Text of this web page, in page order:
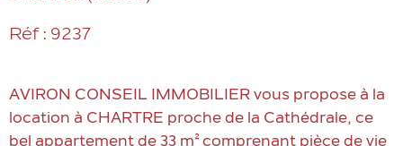
Réf : 9237
AVIRON CONSEIL IMMOBILIER vous propose à la
location à CHARTRE proche de la Cathédrale, ce
bel appartement de 33 m² comprenant pièce de vie